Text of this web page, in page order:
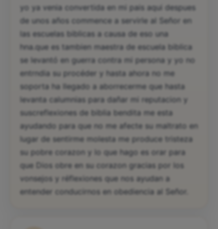
yo ya venia convertida en mi pais aqui despues
de unos años commence a servirle al Señor en
las escuelas biblicas a causa de eso una
hna.que es tambien maestra de escuela biblica
se levantó en guerra contra mi persona y yo no
entrndia su procéder y hasta ahora no me
soporta ha llegado a aborrecerme que hasta
levanta calumnias para dañar mi reputacion y
suscreflexiones de biblia bendita me esta
ayudando para que no me afecte su maltrato en
lugar de sentirme molesta me produce tristeza
su pobre corazon y lo que hago es orar para
que Dios obre en su corazon gracias por los
vonsejos y réflexiones que nos ayudan a
entender conducirnos en obediencia al Señor.